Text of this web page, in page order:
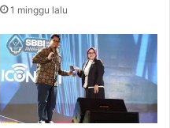
1 minggu lalu